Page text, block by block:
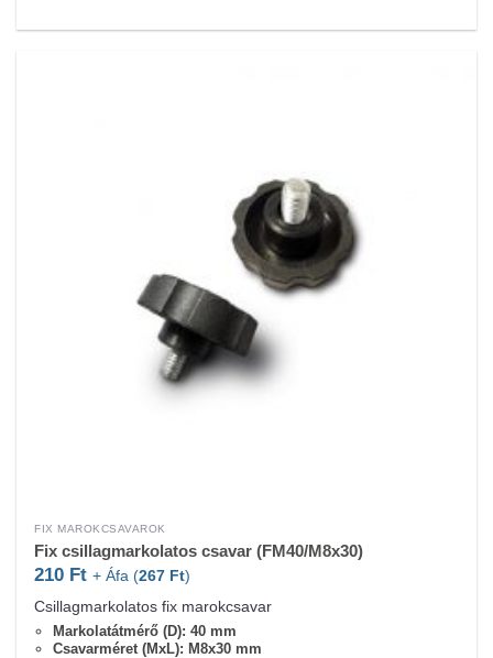
FIX MAROKCSAVAROK
Fix csillagmarkolatos csavar (FM40/M8x30)
210 Ft + Áfa (267 Ft)
Csillagmarkolatos fix marokcsavar
Markolatátmérő (D): 40 mm
Csavarméret (MxL): M8x30 mm